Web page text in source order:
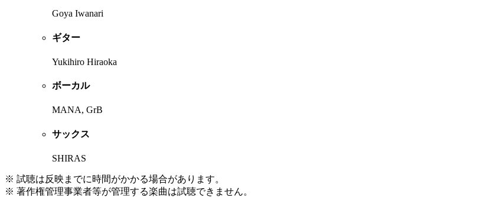
Goya Iwanari
ギター
Yukihiro Hiraoka
ボーカル
MANA, GrB
サックス
SHIRAS
※ 試聴は反映までに時間がかかる場合があります。
※ 著作権管理事業者等が管理する楽曲は試聴できません。